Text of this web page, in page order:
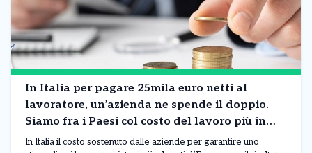
In Italia per pagare 25mila euro netti al
lavoratore, un’azienda ne spende il doppio.
Siamo fra i Paesi col costo del lavoro più in
alto in Europa. I dati
In Italia il costo sostenuto dalle aziende per garantire uno